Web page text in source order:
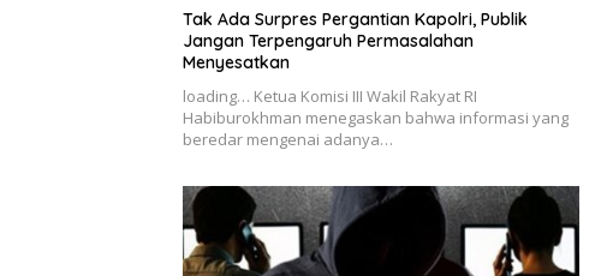
Tak Ada Surpres Pergantian Kapolri, Publik
Jangan Terpengaruh Permasalahan
Menyesatkan
loading… Ketua Komisi III Wakil Rakyat RI
Habiburokhman menegaskan bahwa informasi yang
beredar mengenai adanya…